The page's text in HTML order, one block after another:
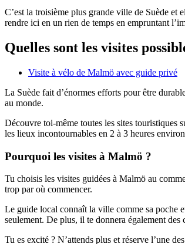
C’est la troisième plus grande ville de Suède et
rendre ici en un rien de temps en empruntant
Quelles sont les visites
Visite à vélo de Malmö avec guide privé
La Suède fait d’énormes efforts pour être
au monde.
Découvre toi-même toutes les sites touristiques
les lieux incontournables en 2 à 3 heures
Pourquoi les visites à Malmö ?
Tu choisis les visites guidées à Malmö au
trop par où commencer.
Le guide local connaît la ville comme sa poche
seulement. De plus, il te donnera également
Tu es excité ? N’attends plus et réserve l’une